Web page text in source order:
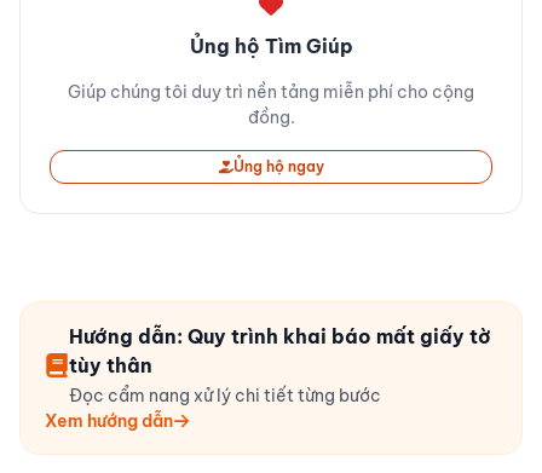
Ủng hộ Tìm Giúp
Giúp chúng tôi duy trì nền tảng miễn phí cho cộng
đồng.
Ủng hộ ngay
Hướng dẫn: Quy trình khai báo mất giấy tờ
tùy thân
Đọc cẩm nang xử lý chi tiết từng bước
Xem hướng dẫn